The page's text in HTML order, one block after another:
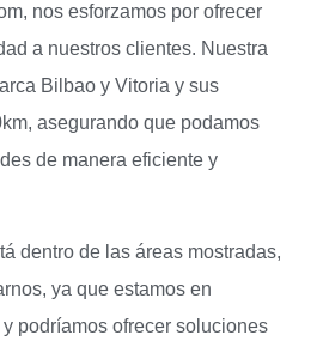
nos esforzamos por ofrecer
a nuestros clientes. Nuestra
Bilbao y Vitoria y sus
asegurando que podamos
de manera eficiente y
dentro de las áreas mostradas,
ya que estamos en
podríamos ofrecer soluciones